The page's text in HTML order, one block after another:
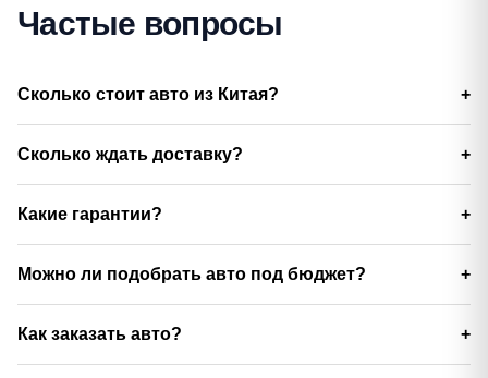
Частые вопросы
Сколько стоит авто из Китая?
Сколько ждать доставку?
Какие гарантии?
Можно ли подобрать авто под бюджет?
Как заказать авто?